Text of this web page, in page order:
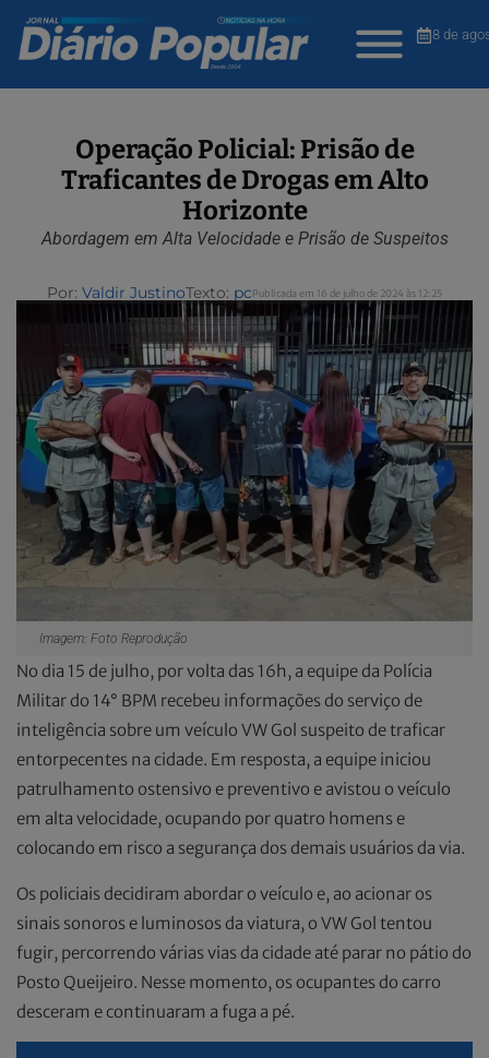
8 de
Operação Policial: Prisão de
Traficantes de Drogas em Alto
Horizonte
Abordagem em Alta Velocidade e Prisão de Suspeitos
Por: Valdir JustinoTexto: pcPublicada em 16 de julho de 2024 às 12:25
Imagem: Foto Reprodução
No dia 15 de julho, por volta das 16h, a equipe da Polícia
Militar do 14° BPM recebeu informações do serviço de
inteligência sobre um veículo VW Gol suspeito de traficar
entorpecentes na cidade. Em resposta, a equipe iniciou
patrulhamento ostensivo e preventivo e avistou o veículo
em alta velocidade, ocupando por quatro homens e
colocando em risco a segurança dos demais usuários da via.
Os policiais decidiram abordar o veículo e, ao acionar os
sinais sonoros e luminosos da viatura, o VW Gol tentou
fugir, percorrendo várias vias da cidade até parar no pátio do
Posto Queijeiro. Nesse momento, os ocupantes do carro
desceram e continuaram a fuga a pé.